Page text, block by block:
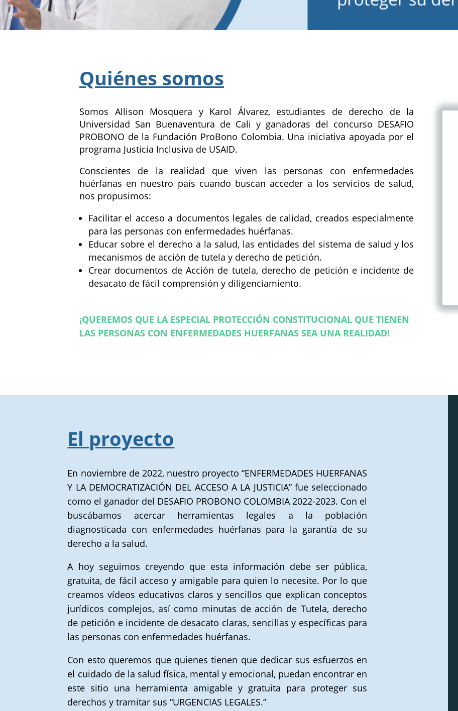
Quiénes somos
Somos Allison Mosquera y Karol Álvarez, estudiantes de derecho de la
Universidad San Buenaventura de Cali y ganadoras del concurso DESAFIO
PROBONO de la Fundación ProBono Colombia. Una iniciativa apoyada por el
programa Justicia Inclusiva de USAID.
Conscientes de la realidad que viven las personas con enfermedades
huérfanas en nuestro país cuando buscan acceder a los servicios de salud,
nos propusimos:
Facilitar el acceso a documentos legales de calidad, creados especialmente
para las personas con enfermedades huérfanas.
Educar sobre el derecho a la salud, las entidades del sistema de salud y los
mecanismos de acción de tutela y derecho de petición.
Crear documentos de Acción de tutela, derecho de petición e incidente de
desacato de fácil comprensión y diligenciamiento.
¡QUEREMOS QUE LA ESPECIAL PROTECCIÓN CONSTITUCIONAL QUE TIENEN
LAS PERSONAS CON ENFERMEDADES HUERFANAS SEA UNA REALIDAD!
El proyecto
En noviembre de 2022, nuestro proyecto “ENFERMEDADES HUERFANAS
Y LA DEMOCRATIZACIÓN DEL ACCESO A LA JUSTICIA” fue seleccionado
como el ganador del DESAFIO PROBONO COLOMBIA 2022-2023. Con el
buscábamos acercar herramientas legales a la población
diagnosticada con enfermedades huérfanas para la garantía de su
derecho a la salud.
A hoy seguimos creyendo que esta información debe ser pública,
gratuita, de fácil acceso y amigable para quien lo necesite. Por lo que
creamos vídeos educativos claros y sencillos que explican conceptos
jurídicos complejos, así como minutas de acción de Tutela, derecho
de petición e incidente de desacato claras, sencillas y específicas para
las personas con enfermedades huérfanas.
Con esto queremos que quienes tienen que dedicar sus esfuerzos en
el cuidado de la salud física, mental y emocional, puedan encontrar en
este sitio una herramienta amigable y gratuita para proteger sus
derechos y tramitar sus “URGENCIAS LEGALES.”